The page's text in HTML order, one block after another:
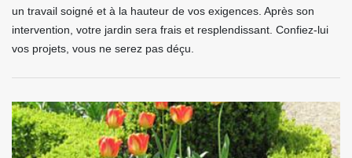
un travail soigné et à la hauteur de vos exigences. Après son
intervention, votre jardin sera frais et resplendissant. Confiez-lui
vos projets, vous ne serez pas déçu.